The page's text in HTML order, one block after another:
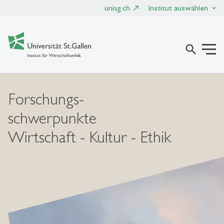
unisg.ch Institut auswählen
search
Forschungs-
schwerpunkte
Wirtschaft - Kultur - Ethik